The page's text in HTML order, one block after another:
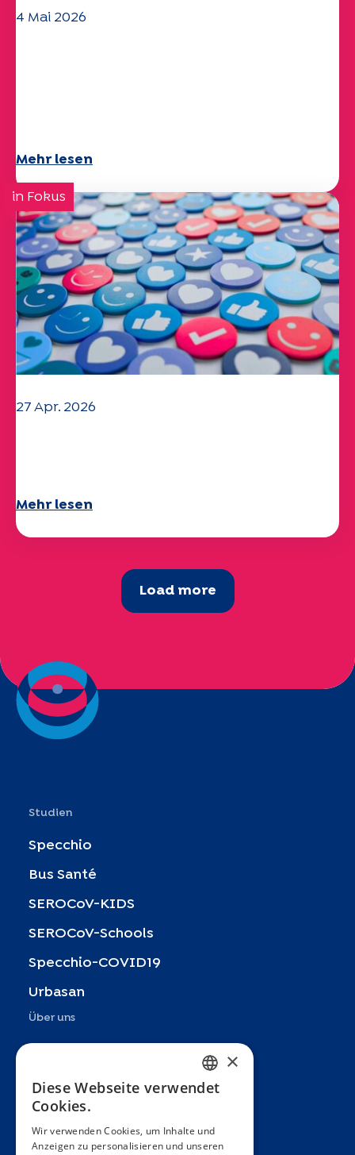
4 Mai 2026
Mehr lesen
in Fokus
27 Apr. 2026
Mehr lesen
Load more
Studien
Specchio
Bus Santé
SEROCoV-KIDS
SEROCoV-Schools
Specchio-COVID19
Urbasan
Über uns
Teams
Partner
Veröffentlichungen
FRENCH
SPANISH
×
Diese Webseite verwendet
Cookies.
Wir verwenden Cookies, um Inhalte und
Anzeigen zu personalisieren und unseren